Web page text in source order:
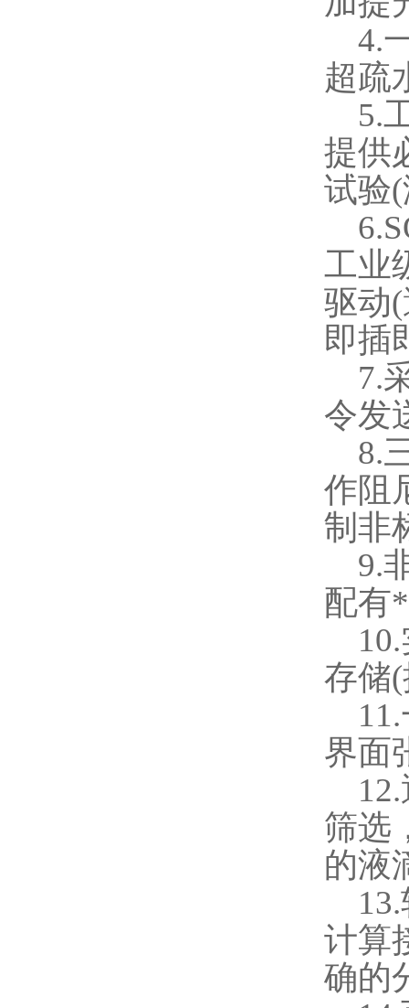
4.
超疏
5.
提供
试验(
工业
驱动(
即插
7.
令发
8.
作阻
制非
9.
配有
10.
存储(
11.
界面
12.
筛选
的液
13.
计算
确的